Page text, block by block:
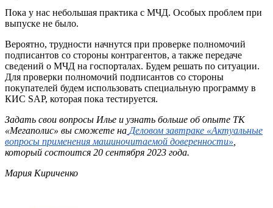
Пока у нас небольшая практика с МЧД. Особых проблем при
выпуске не было.
Вероятно, трудности начнутся при проверке полномочий
подписантов со стороны контрагентов, а также передаче
сведений о МЧД на госпорталах. Будем решать по ситуации.
Для проверки полномочий подписантов со стороны
покупателей будем использовать специальную программу в
КИС SAP, которая пока тестируется.
Задать свои вопросы Илье и узнать больше об опыте ТК
«Мегаполис» вы сможете на Деловом завтраке «Актуальные
вопросы применения машиночитаемой доверенности»
который состоится 20 сентября 2023 года.
Мария Кириченко